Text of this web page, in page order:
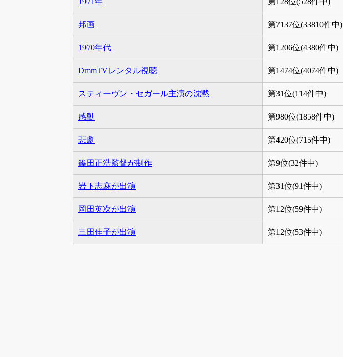
邦画 第7137位(33810件中)
1970年代 第1206位(4380件中)
DmmTVレンタル視聴 第1474位(4074件中)
スティーヴン・セガール主演の沈黙 第31位(114件中)
感動 第980位(1858件中)
悲劇 第420位(715件中)
篠田正浩監督が制作 第9位(32件中)
岩下志麻が出演 第31位(91件中)
岡田英次が出演 第12位(59件中)
三田佳子が出演 第12位(53件中)